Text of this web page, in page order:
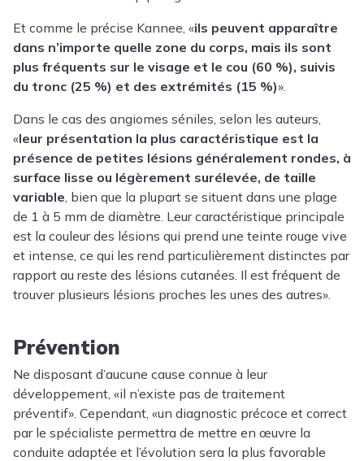
Et comme le précise Kannee, «ils peuvent apparaître
dans n’importe quelle zone du corps, mais ils sont
plus fréquents sur le visage et le cou (60 %), suivis
du tronc (25 %) et des extrémités (15 %)».
Dans le cas des angiomes séniles, selon les auteurs,
«leur présentation la plus caractéristique est la
présence de petites lésions généralement rondes, à
surface lisse ou légèrement surélevée, de taille
variable, bien que la plupart se situent dans une plage
de 1 à 5 mm de diamètre. Leur caractéristique principale
est la couleur des lésions qui prend une teinte rouge vive
et intense, ce qui les rend particulièrement distinctes par
rapport au reste des lésions cutanées. Il est fréquent de
trouver plusieurs lésions proches les unes des autres».
Prévention
Ne disposant d’aucune cause connue à leur
développement, «il n’existe pas de traitement
préventif». Cependant, «un diagnostic précoce et correct
par le spécialiste permettra de mettre en œuvre la
conduite adaptée et l’évolution sera la plus favorable